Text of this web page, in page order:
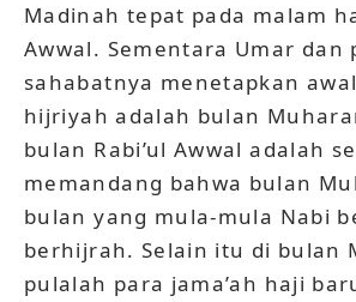
Madinah tepat pada malam
Awwal. Sementara Umar dan
sahabatnya menetapkan
hijriyah adalah bulan
bulan Rabi’ul Awwal adalah
memandang bahwa bulan
bulan yang mula-mula Nabi
berhijrah. Selain itu di bulan
pulalah para jama’ah haji